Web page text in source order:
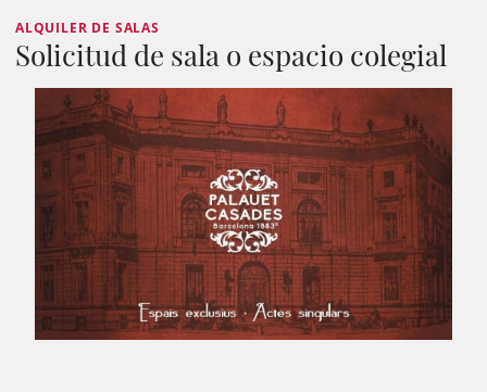
ALQUILER DE SALAS
Solicitud de sala o espacio colegial